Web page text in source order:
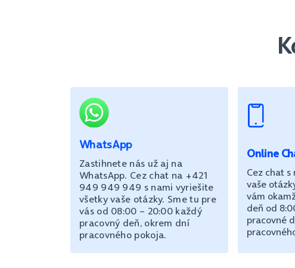
WhatsApp
Zastihnete nás už aj na
WhatsApp. Cez chat na +421
949 949 949 s nami vyriešite
všetky vaše otázky. Sme tu pre
vás od 08:00 – 20:00 každý
pracovný deň, okrem dní
pracovného pokoja.
Online
Cez chat
vaše
vám
deň od
pracovné